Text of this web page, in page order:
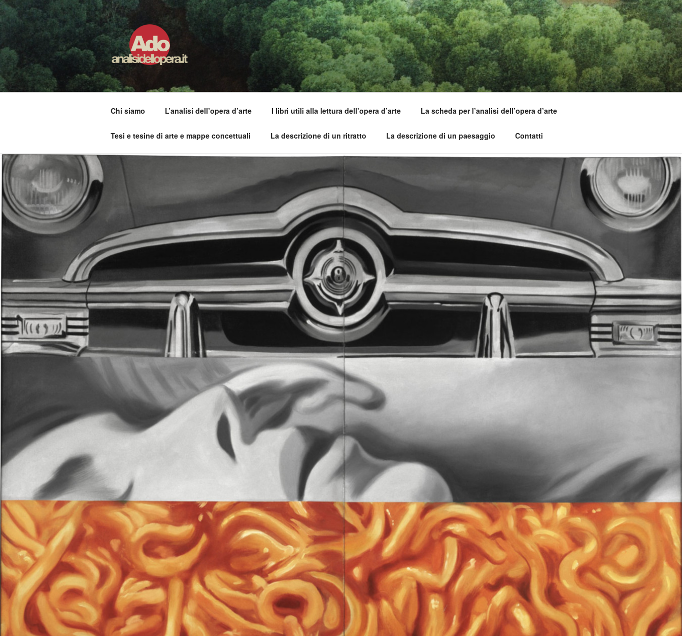
Salta
al
ADO ANALISI DELL'OPERA
Osservare le opere d'arte per capirle e imparare ad amarle
Chi siamo L’analisi dell’opera d’arte I libri utili alla lettura dell’opera d’arte La scheda per l’analisi dell’opera d’arte
Tesi e tesine di arte e mappe concettuali La descrizione di un ritratto La descrizione di un paesaggio Contatti